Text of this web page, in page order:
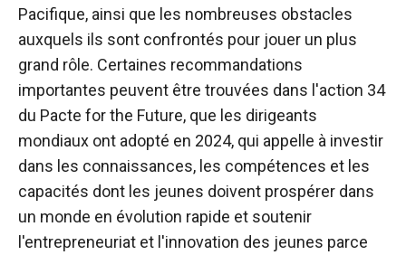
Pacifique, ainsi que les nombreuses obstacles
auxquels ils sont confrontés pour jouer un plus
grand rôle. Certaines recommandations
importantes peuvent être trouvées dans l'action 34
du Pacte for the Future, que les dirigeants
mondiaux ont adopté en 2024, qui appelle à investir
dans les connaissances, les compétences et les
capacités dont les jeunes doivent prospérer dans
un monde en évolution rapide et soutenir
l'entrepreneuriat et l'innovation des jeunes parce